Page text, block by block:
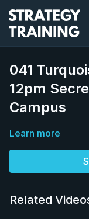
041
12pm
Campus
Learn more
Related